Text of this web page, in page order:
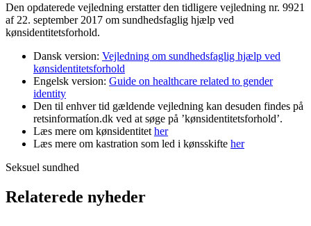
Den opdaterede vejledning erstatter den tidligere vejledning nr. 9921
af 22. september 2017 om sundhedsfaglig hjælp ved
kønsidentitetsforhold.
Dansk version: Vejledning om sundhedsfaglig hjælp ved
kønsidentitetsforhold
Engelsk version: Guide on healthcare related to gender
identity
Den til enhver tid gældende vejledning kan desuden findes på
retsinformatíon.dk ved at søge på ’kønsidentitetsforhold’.
Læs mere om kønsidentitet her
Læs mere om kastration som led i kønsskifte her
Seksuel sundhed
Relaterede nyheder